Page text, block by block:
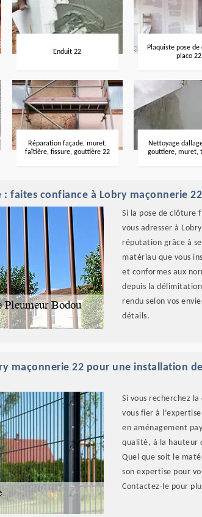
Enduit 22
Plaquiste pose
placo 22
Réparation façade, muret,
faîtière, fissure, gouttière 22
Nettoyage
gouttiere, muret,
: faites confiance à Lobry maçonnerie
Si la pose de clôture
vous adresser à
réputation grâce à
matériau que vous
et conformes aux
depuis la
rendu selon vos
détails.
maçonnerie 22 pour une installation
Si vous recherchez
vous fier à
en aménagement
qualité, à la hauteur
Quel que soit le
son expertise pour
Contactez-le pour